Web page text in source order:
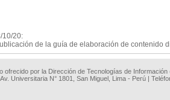
10/20:
de la guía de elaboración de contenido
ofrecido por la Dirección de Tecnologías de
Av. Universitaria N° 1801, San Miguel, Lima - Perú |